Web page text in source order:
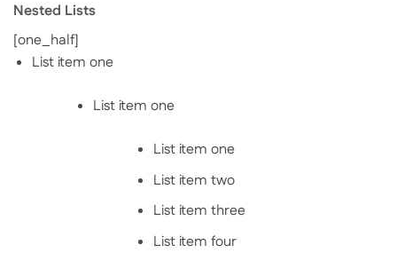
Nested Lists
[one_half]
List item one
List item one
List item one
List item two
List item three
List item four